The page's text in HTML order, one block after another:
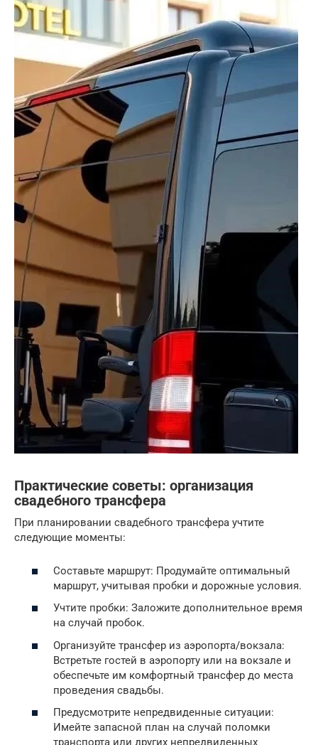
Практические советы: организация
свадебного трансфера
При планировании свадебного трансфера учтите
следующие моменты:
Составьте маршрут: Продумайте оптимальный
маршрут, учитывая пробки и дорожные условия.
Учтите пробки: Заложите дополнительное время
на случай пробок.
Организуйте трансфер из аэропорта/вокзала:
Встретьте гостей в аэропорту или на вокзале и
обеспечьте им комфортный трансфер до места
проведения свадьбы.
Предусмотрите непредвиденные ситуации:
Имейте запасной план на случай поломки
транспорта или других непредвиденных